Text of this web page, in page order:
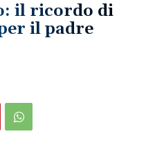
il ricordo di
il padre